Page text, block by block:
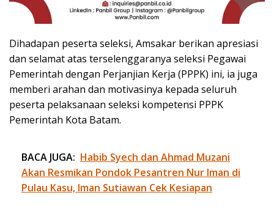
Dihadapan peserta seleksi, Amsakar berikan apresiasi
dan selamat atas terselenggaranya seleksi Pegawai
Pemerintah dengan Perjanjian Kerja (PPPK) ini, ia juga
memberi arahan dan motivasinya kepada seluruh
peserta pelaksanaan seleksi kompetensi PPPK
Pemerintah Kota Batam.
BACA JUGA: Habib Syech dan Ahmad Muzani
Akan Resmikan Pondok Pesantren Nur Iman di
Pulau Kasu, Iman Sutiawan Cek Kesiapan